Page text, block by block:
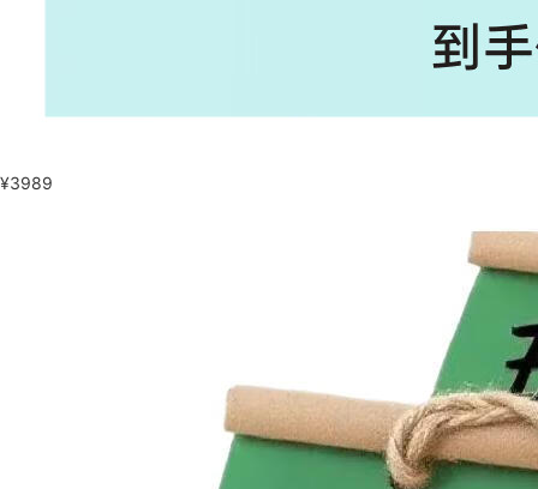
¥3989